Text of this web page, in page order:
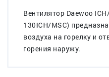
Вентилятор Daewoo
130ICH/MSC)
воздуха на горелку и
горения наружу.